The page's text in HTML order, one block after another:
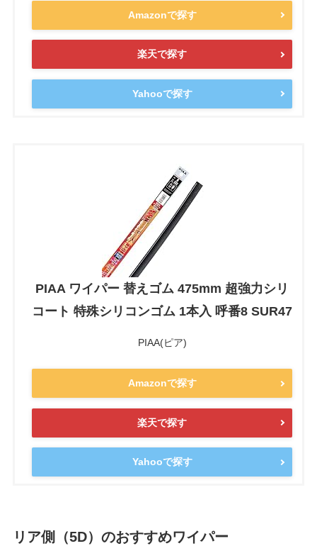
Amazonで探す
楽天で探す
Yahooで探す
PIAA ワイパー 替えゴム 475mm 超強力シリ
コート 特殊シリコンゴム 1本入 呼番8 SUR47
PIAA(ピア)
Amazonで探す
楽天で探す
Yahooで探す
リア側（5D）のおすすめワイパー